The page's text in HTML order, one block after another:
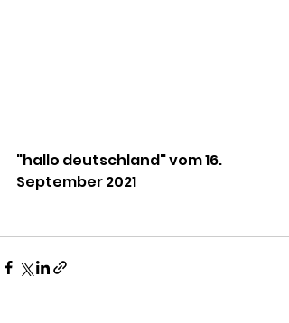
"hallo deutschland" vom 16.
September 2021